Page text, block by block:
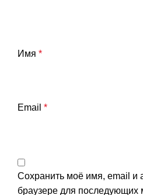
Имя *
Email *
Сохранить моё имя, email и
браузере для последующих